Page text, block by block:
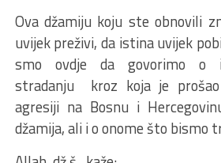
Ova džamiju koju ste obnovili
uvijek preživi, da istina uvijek
smo ovdje da govorimo o
stradanju kroz koja je
agresiji na Bosnu i
džamija, ali i o onome što bismo